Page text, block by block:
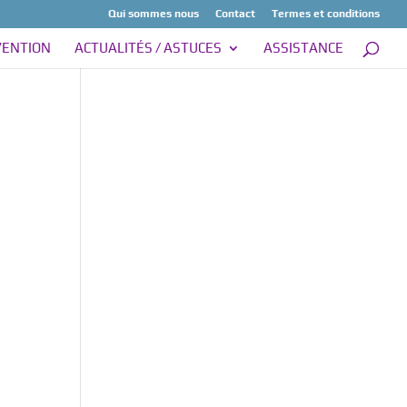
Qui sommes nous Contact Termes et conditions
ACTUALITÉS / ASTUCES ASSISTANCE